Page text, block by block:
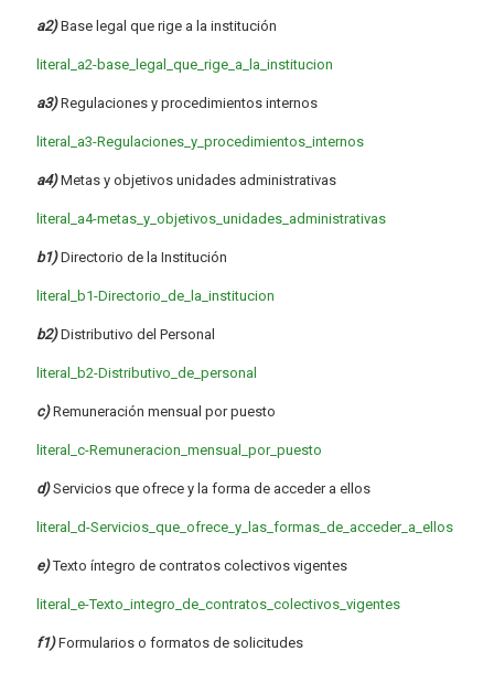
a2) Base legal que rige a la institución
literal_a2-base_legal_que_rige_a_la_institucion
a3)Regulaciones y procedimientos internos
literal_a3-Regulaciones_y_procedimientos_internos
a4)Metas y objetivos unidades administrativas
literal_a4-metas_y_objetivos_unidades_administrativas
b1)Directorio de la Institución
literal_b1-Directorio_de_la_institucion
b2)Distributivo del Personal
literal_b2-Distributivo_de_personal
c)Remuneración mensual por puesto
literal_c-Remuneracion_mensual_por_puesto
d)Servicios que ofrece y la forma de acceder a ellos
literal_d-Servicios_que_ofrece_y_las_formas_de_acceder_a_ellos
e)Texto íntegro de contratos colectivos vigentes
literal_e-Texto_integro_de_contratos_colectivos_vigentes
f1)Formularios o formatos de solicitudes